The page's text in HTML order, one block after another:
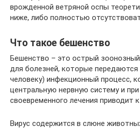
врожденной ветряной оспы
ниже, либо полностью
Что такое бешенство
Бешенство – это острый
для болезней, которые
человеку) инфекционный процесс,
центральную нервную систему и
своевременного лечения приводит
Вирус содержится в слюне